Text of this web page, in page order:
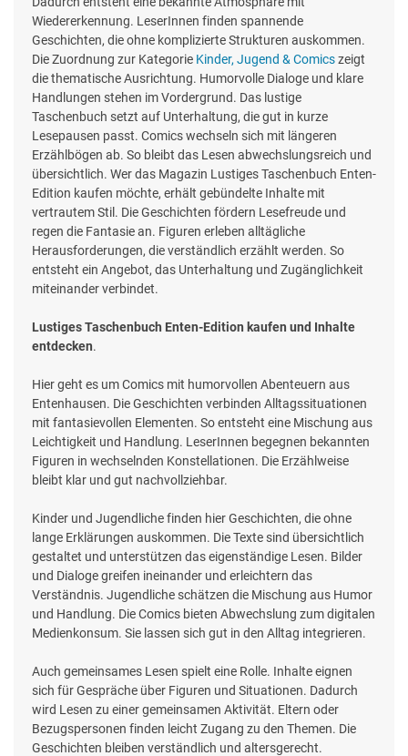
Wiedererkennung. LeserInnen finden spannende
Geschichten, die ohne komplizierte Strukturen auskommen.
Die Zuordnung zur Kategorie Kinder, Jugend & Comicszeigt
die thematische Ausrichtung. Humorvolle Dialoge und klare
Handlungen stehen im Vordergrund. Das lustige
Taschenbuch setzt auf Unterhaltung, die gut in kurze
Lesepausen passt. Comics wechseln sich mit längeren
Erzählbögen ab. So bleibt das Lesen abwechslungsreich und
übersichtlich. Wer das Magazin Lustiges Taschenbuch Enten-
Edition kaufen möchte, erhält gebündelte Inhalte mit
vertrautem Stil. Die Geschichten fördern Lesefreude und
regen die Fantasie an. Figuren erleben alltägliche
Herausforderungen, die verständlich erzählt werden. So
entsteht ein Angebot, das Unterhaltung und Zugänglichkeit
miteinander verbindet.
Lustiges Taschenbuch Enten-Edition kaufen und Inhalte
entdecken.
Hier geht es um Comics mit humorvollen Abenteuern aus
Entenhausen. Die Geschichten verbinden Alltagssituationen
mit fantasievollen Elementen. So entsteht eine Mischung aus
Leichtigkeit und Handlung. LeserInnen begegnen bekannten
Figuren in wechselnden Konstellationen. Die Erzählweise
bleibt klar und gut nachvollziehbar.
Kinder und Jugendliche finden hier Geschichten, die ohne
lange Erklärungen auskommen. Die Texte sind übersichtlich
gestaltet und unterstützen das eigenständige Lesen. Bilder
und Dialoge greifen ineinander und erleichtern das
Verständnis. Jugendliche schätzen die Mischung aus Humor
und Handlung. Die Comics bieten Abwechslung zum digitalen
Medienkonsum. Sie lassen sich gut in den Alltag integrieren.
Auch gemeinsames Lesen spielt eine Rolle. Inhalte eignen
sich für Gespräche über Figuren und Situationen. Dadurch
wird Lesen zu einer gemeinsamen Aktivität. Eltern oder
Bezugspersonen finden leicht Zugang zu den Themen. Die
Geschichten bleiben verständlich und altersgerecht.